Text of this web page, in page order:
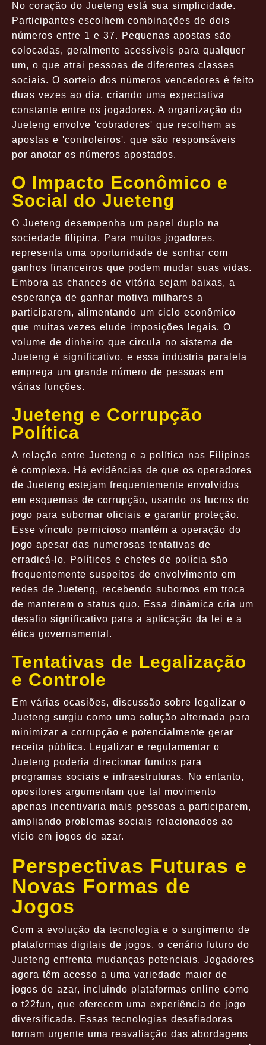
No coração do Jueteng está sua simplicidade.
Participantes escolhem combinações de dois
números entre 1 e 37. Pequenas apostas são
colocadas, geralmente acessíveis para qualquer
um, o que atrai pessoas de diferentes classes
sociais. O sorteio dos números vencedores é feito
duas vezes ao dia, criando uma expectativa
constante entre os jogadores. A organização do
Jueteng envolve 'cobradores' que recolhem as
apostas e 'controleiros', que são responsáveis
por anotar os números apostados.
O Impacto Econômico e
Social do Jueteng
O Jueteng desempenha um papel duplo na
sociedade filipina. Para muitos jogadores,
representa uma oportunidade de sonhar com
ganhos financeiros que podem mudar suas vidas.
Embora as chances de vitória sejam baixas, a
esperança de ganhar motiva milhares a
participarem, alimentando um ciclo econômico
que muitas vezes elude imposições legais. O
volume de dinheiro que circula no sistema de
Jueteng é significativo, e essa indústria paralela
emprega um grande número de pessoas em
várias funções.
Jueteng e Corrupção
Política
A relação entre Jueteng e a política nas Filipinas
é complexa. Há evidências de que os operadores
de Jueteng estejam frequentemente envolvidos
em esquemas de corrupção, usando os lucros do
jogo para subornar oficiais e garantir proteção.
Esse vínculo pernicioso mantém a operação do
jogo apesar das numerosas tentativas de
erradicá-lo. Políticos e chefes de polícia são
frequentemente suspeitos de envolvimento em
redes de Jueteng, recebendo subornos em troca
de manterem o status quo. Essa dinâmica cria um
desafio significativo para a aplicação da lei e a
ética governamental.
Tentativas de Legalização
e Controle
Em várias ocasiões, discussão sobre legalizar o
Jueteng surgiu como uma solução alternada para
minimizar a corrupção e potencialmente gerar
receita pública. Legalizar e regulamentar o
Jueteng poderia direcionar fundos para
programas sociais e infraestruturas. No entanto,
opositores argumentam que tal movimento
apenas incentivaria mais pessoas a participarem,
ampliando problemas sociais relacionados ao
vício em jogos de azar.
Perspectivas Futuras e
Novas Formas de
Jogos
Com a evolução da tecnologia e o surgimento de
plataformas digitais de jogos, o cenário futuro do
Jueteng enfrenta mudanças potenciais. Jogadores
agora têm acesso a uma variedade maior de
jogos de azar, incluindo plataformas online como
o t22fun, que oferecem uma experiência de jogo
diversificada. Essas tecnologias desafiadoras
tornam urgente uma reavaliação das abordagens